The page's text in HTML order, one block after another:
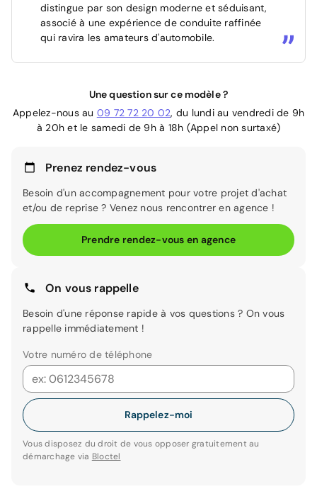
distingue par son design moderne et séduisant,
associé à une expérience de conduite raffinée
qui ravira les amateurs d'automobile.
Une question sur ce modèle ?
Appelez-nous au 09 72 72 20 02, du lundi au vendredi de 9h
à 20h et le samedi de 9h à 18h (Appel non surtaxé)
Prenez rendez-vous
Besoin d'un accompagnement pour votre projet d'achat
et/ou de reprise ? Venez nous rencontrer en agence !
Prendre rendez-vous en agence
On vous rappelle
Besoin d'une réponse rapide à vos questions ? On vous
rappelle immédiatement !
Votre numéro de téléphone
Rappelez-moi
Vous disposez du droit de vous opposer gratuitement au
démarchage via Bloctel